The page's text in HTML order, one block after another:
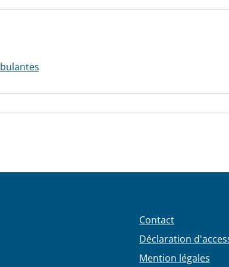
Contact
Déclaration
Mention légales